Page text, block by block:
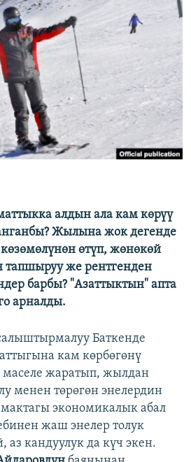
алдын ала кам көрүү
Жылына жок дегенде
өтүп, жөнөкөй
тапшыруу же рентгенден
барбы? "Азаттыктын" апта
арналды.
Баткенде
кам көрбөгөнү
маселе жаратып, жылдан
менен төрөгөн энелердин
экономикалык абал
жаш энелер толук
аз кандуулук да күч экен.